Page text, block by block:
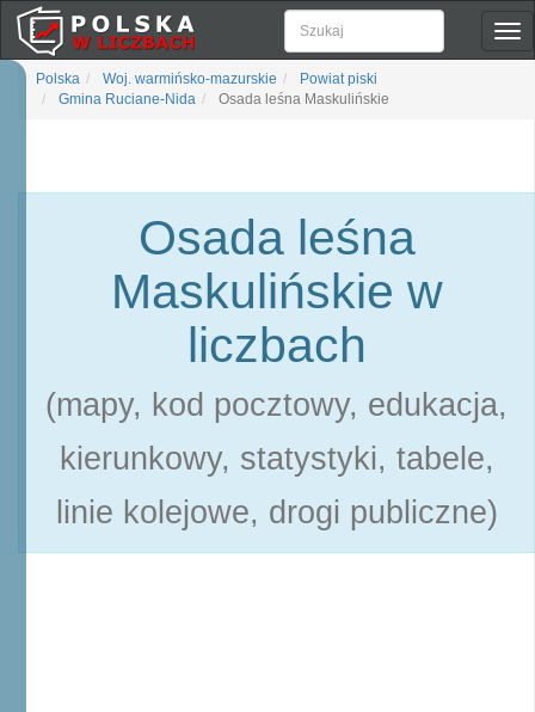
Polska Woj. warmińsko-mazurskie
Powiat piski
Gmina Ruciane-Nida
Osada leśna Maskulińskie
Osada leśna
Maskulińskie w
liczbach
(mapy, kod pocztowy, edukacja,
kierunkowy, statystyki, tabele,
linie kolejowe, drogi publiczne)